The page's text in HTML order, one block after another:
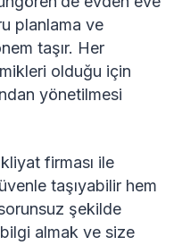
planlama ve
taşır. Her
olduğu için
yönetilmesi
firması ile
taşıyabilir hem
şekilde
almak ve size